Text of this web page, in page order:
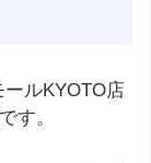
ルKYOTO店
す。